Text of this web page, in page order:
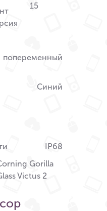
15
попеременный
Синий
IP68
Gorilla
Victus 2